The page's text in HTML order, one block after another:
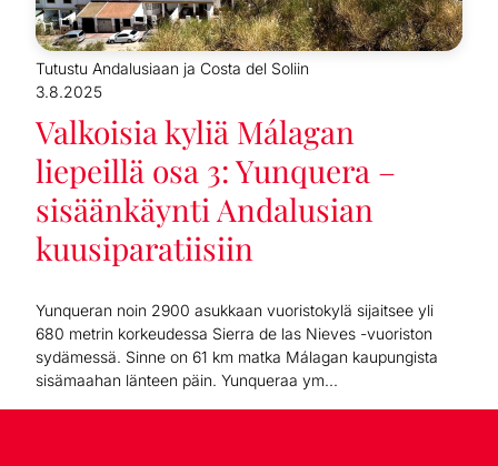
Tutustu Andalusiaan ja Costa del Soliin
3.8.2025
Valkoisia kyliä Málagan
liepeillä osa 3: Yunquera –
sisäänkäynti Andalusian
kuusiparatiisiin
Yunqueran noin 2900 asukkaan vuoristokylä sijaitsee yli
680 metrin korkeudessa Sierra de las Nieves -vuoriston
sydämessä. Sinne on 61 km matka Málagan kaupungista
sisämaahan länteen päin. Yunqueraa ym...